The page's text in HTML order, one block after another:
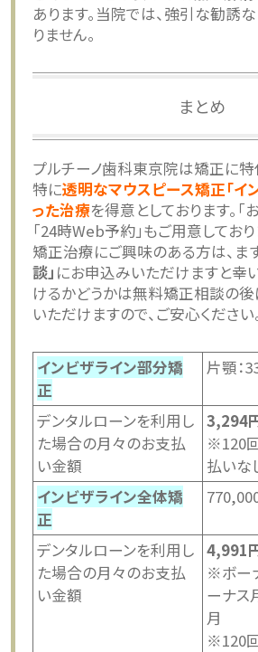
あります。当院では、強引な勧誘
りません。
まとめ
プルチーノ歯科東京院は矯正に特
特に透明なマウスピース矯正「イ
った治療を得意としております。「
「24時Web予約」もご用意してお
矯正治療にご興味のある方は、ま
談」 にお申込みいただけますと幸
けるかどうかは無料矯正相談の後
いただけますので、ご安心ください
インビザライン部分矯
正
片顎：
デンタルローンを利用し
た場合の月々のお支払
い金額
3,294
※120
払いな
インビザライン全体矯
正
デンタルローンを利用し
た場合の月々のお支払
い金額
4,991
※ボー
ーナス
月
※120